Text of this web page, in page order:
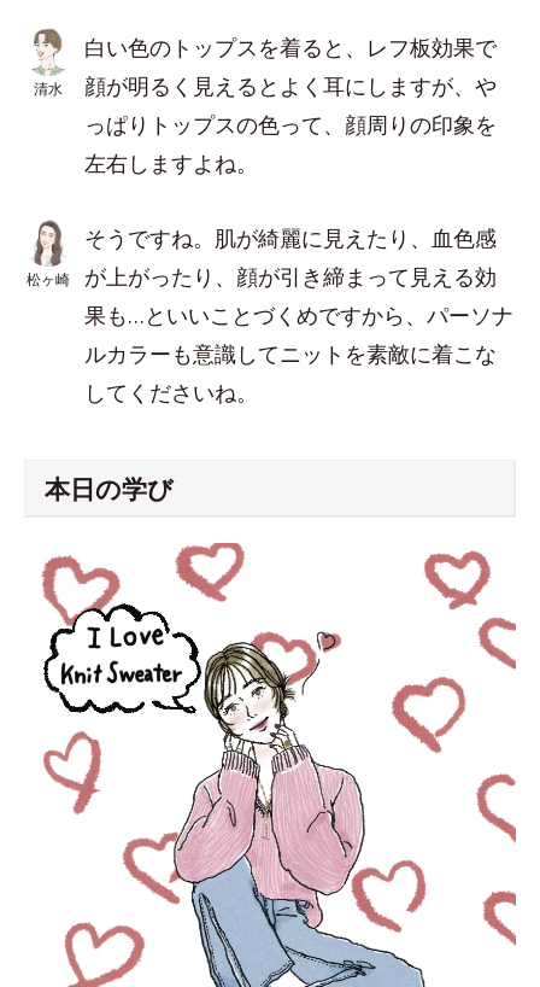
清水
白い色のトップスを着ると、レフ板効果で
顔が明るく見えるとよく耳にしますが、や
っぱりトップスの色って、顔周りの印象を
左右しますよね。
松ヶ崎
そうですね。肌が綺麗に見えたり、血色感
が上がったり、顔が引き締まって見える効
果も…といいことづくめですから、パーソナ
ルカラーも意識してニットを素敵に着こな
してくださいね。
本日の学び